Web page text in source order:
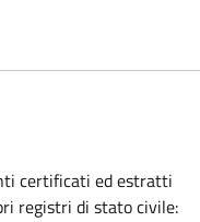
certificati ed estratti
registri di stato civile: